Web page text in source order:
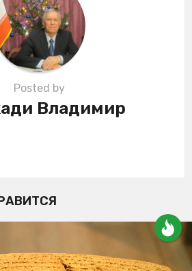
Posted by
Владимир